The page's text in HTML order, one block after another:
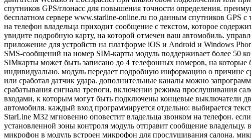
спутников GPS/глонасс для повышения точности определения.
бесплатном сервере www.starline-online.ru по данным спутников GPS
на телефон владельца приходит сообщение с текстом, которое
увидите подробную карту, на которой отмечен ваш автомобиль.
приложение для устройств на платформе iOS и Android и Windows
SMS-сообщений на номер SIM-карты модуль поддерживает более 50
SIMкарты может быть записано до 4 телефонных номеров, на
индивидуально. модуль передает подробную информацию о причине
или сработал датчик удара. дополнительные каналы можно
срабатывания сигнала тревоги, включении режима прослушивания
входами, к которым могут быть подключены концевые выключатели
автомобиля. каждый вход программируется отдельно: выбирается
StarLine M32 мгновенно оповестит владельца звонком на телефон.
установленной зоны контроля модуль отправит сообщение
микрофон в модуль встроен микрофон для прослушивания салона.